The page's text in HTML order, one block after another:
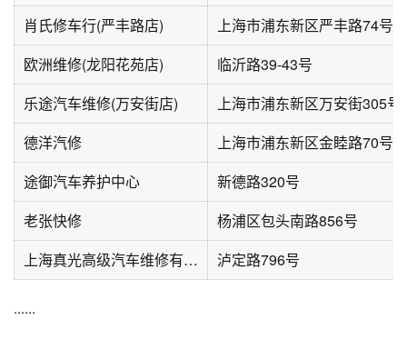
肖氏修车行(严丰路店)
上海市浦东新区严丰路74号
欧洲维修(龙阳花苑店)
临沂路39-43号
乐途汽车维修(万安街店)
上海市浦东新区万安街305号
德洋汽修
上海市浦东新区金睦路70号
途御汽车养护中心
新德路320号
老张快修
杨浦区包头南路856号
上海真光高级汽车维修有限公司(泸定路店)
泸定路796号
......